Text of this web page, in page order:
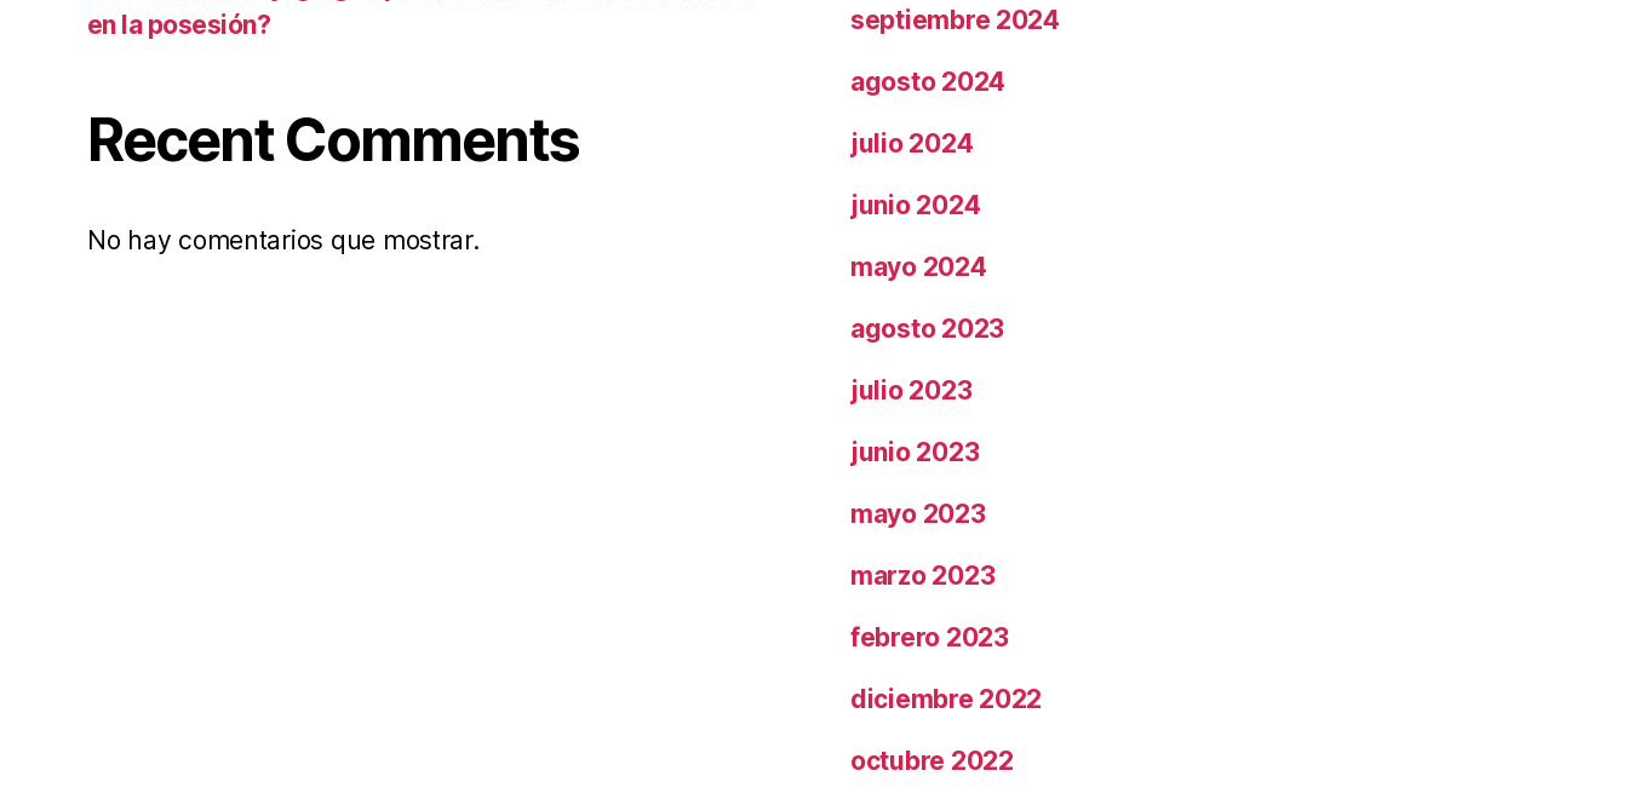
en la posesión?
Recent Comments
No hay comentarios que mostrar.
septiembre 2024
agosto 2024
julio 2024
junio 2024
mayo 2024
agosto 2023
julio 2023
junio 2023
mayo 2023
marzo 2023
febrero 2023
diciembre 2022
octubre 2022